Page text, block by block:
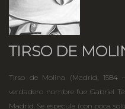
TIRSO DE
Tirso de Molina (Madrid, 1584
verdadero nombre fue Gabriel
Madrid. Se especula (con poca